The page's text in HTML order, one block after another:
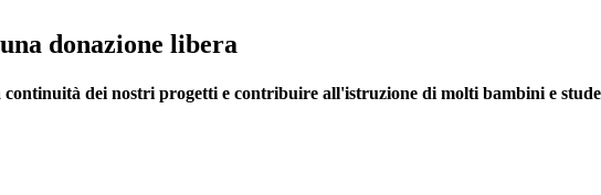
donazione libera
continuità dei nostri progetti e contribuire all'istruzione di molti bambini e